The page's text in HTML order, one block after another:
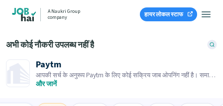
A Naukri Group
company
हायर लोकल स्टाफ
अभी कोई नौकरी उपलब्ध नहीं है
Paytm
आपकी सर्च के अनुरूप Paytm के लिए कोई सक्रिय जाब ओपनिंग नहीं है। समान
जाब ओपनिंग्स ब्राउज़ करें।
और जानें